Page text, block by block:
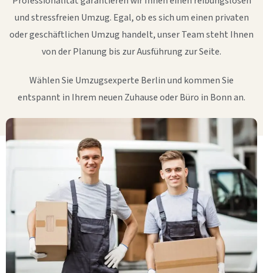
und stressfreien Umzug. Egal, ob es sich um einen privaten
oder geschäftlichen Umzug handelt, unser Team steht Ihnen
von der Planung bis zur Ausführung zur Seite.
Wählen Sie Umzugsexperte Berlin und kommen Sie
entspannt in Ihrem neuen Zuhause oder Büro in Bonn an.